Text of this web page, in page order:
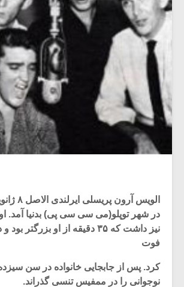
در شهر توپلو(می سی سی پی) بدنیا آمد. او
نیز داشت که ۳۵ دقیقه از او بزرگتر
فوت
کرد. پس از جابجایی خانواده در سن
نوجوانی را در ممفیس تنسی گذراند.